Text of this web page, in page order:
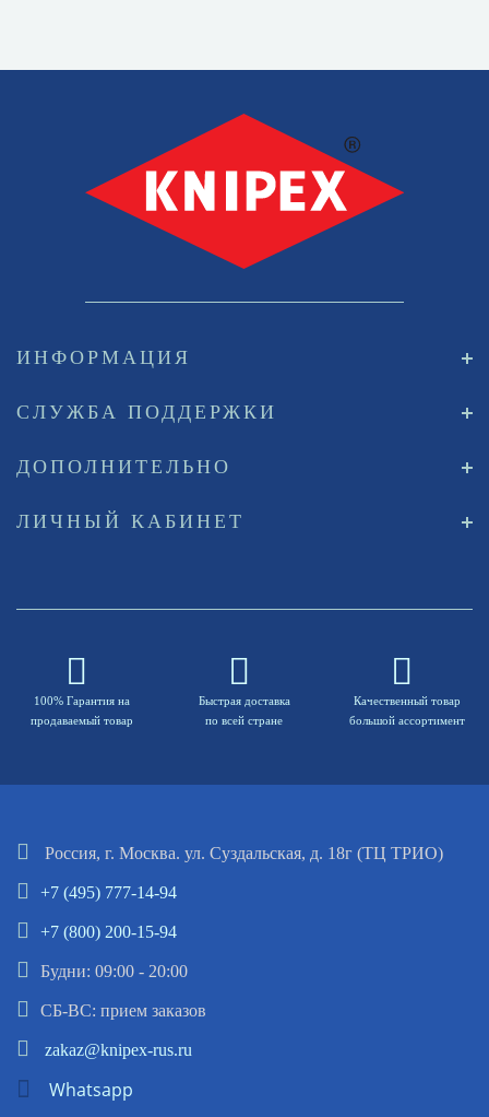
ИНФОРМАЦИЯ
СЛУЖБА ПОДДЕРЖКИ
ДОПОЛНИТЕЛЬНО
ЛИЧНЫЙ КАБИНЕТ
100% Гарантия на
продаваемый товар
Быстрая доставка
по всей стране
Качественный товар
большой ассортимент
Россия, г. Москва. ул. Суздальская, д. 18г (ТЦ ТРИО)
+7 (495) 777-14-94
+7 (800) 200-15-94
Будни: 09:00 - 20:00
СБ-ВС: прием заказов
zakaz@knipex-rus.ru
Whatsapp